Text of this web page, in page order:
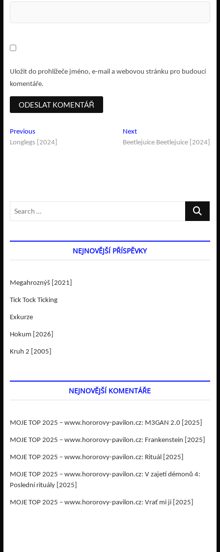
Uložit do prohlížeče jméno, e-mail a webovou stránku pro budoucí
komentáře.
Navigace
pro
PreviousPrevious
post:
Longlegs [2024]
NextNext
post:
Beetlejuice Beetlejuice [2024]
Search
NEJNOVĚJŠÍ PŘÍSPĚVKY
Megahroznýš [2021]
Tick Tock Ticking
Exkurze
Hokum [2026]
Kruh 2 [2005]
NEJNOVĚJŠÍ KOMENTÁŘE
MOJE TOP 2025 – www.hororovy-pavilon.cz: M3GAN 2.0 [2025]
MOJE TOP 2025 – www.hororovy-pavilon.cz: Frankenstein [2025]
MOJE TOP 2025 – www.hororovy-pavilon.cz: Rituál [2025]
MOJE TOP 2025 – www.hororovy-pavilon.cz: V zajetí démonů 4:
Poslední rituály [2025]
MOJE TOP 2025 – www.hororovy-pavilon.cz: Vrať mi ji [2025]